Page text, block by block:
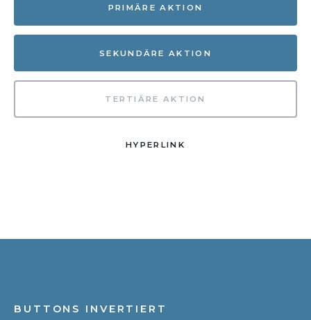
PRIMÄRE AKTION
SEKUNDÄRE AKTION
TERTIÄRE AKTION
HYPERLINK
BUTTONS INVERTIERT